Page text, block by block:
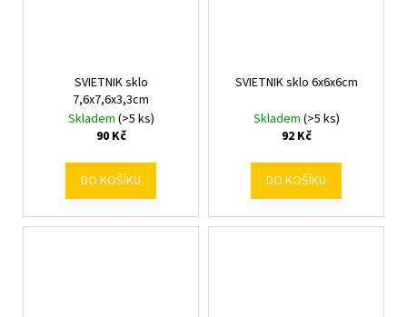
SVIETNIK sklo
7,6x7,6x3,3cm
Skladem (>5 ks)
90 Kč
DO KOŠÍKU
SVIETNIK sklo 6x6x6cm
Skladem (>5 ks)
92 Kč
DO KOŠÍKU